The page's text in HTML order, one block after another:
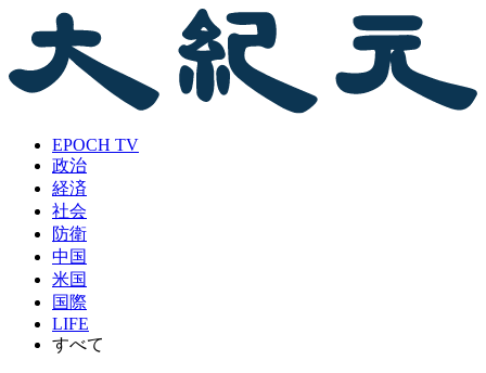
EPOCH TV
政治
経済
社会
防衛
中国
米国
国際
LIFE
すべて